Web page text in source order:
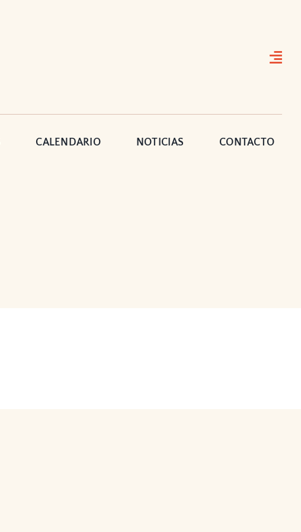
CALENDARIO NOTICIAS CONTACTO